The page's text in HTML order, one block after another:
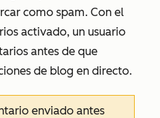
como spam. Con el
activado, un usuario
antes de que
de blog en directo.
enviado antes